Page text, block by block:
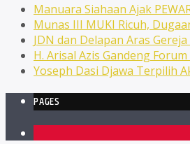
Manuara Siahaan Ajak
Munas III MUKI Ricuh,
JDN dan Delapan Aras
H. Arisal Azis Gandeng
Yoseph Dasi Djawa Terpilih
PAGES